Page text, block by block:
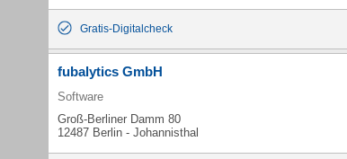
Gratis-Digitalcheck
fubalytics GmbH
Software
Groß-Berliner Damm 80
12487 Berlin - Johannisthal